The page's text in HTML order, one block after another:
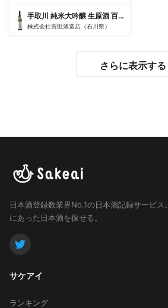
のポテチなんかでも合いそう。
手取川 純米大吟醸 生原酒 百万石乃白
株式会社吉田酒造店（石川県）
さらに表示する
日本酒登録数業界No.1の日本酒記録サービス。
にあった日本酒を探せる。
サケアイ
ランキング